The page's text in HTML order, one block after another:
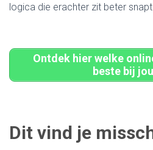
logica die erachter zit beter
Ontdek hier welke
beste bij
Dit vind je